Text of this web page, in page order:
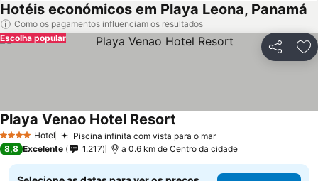
Hotéis económicos em Playa Leona, Panamá
Como os pagamentos influenciam os resultados
Partilhar
Escolha popular
4 EstrelasHotel Piscina infinita com vista para o marVer preços
Playa Venao Hotel Resort
8,8 Excelente 1.217 a 0.6 km de Centro da cidade